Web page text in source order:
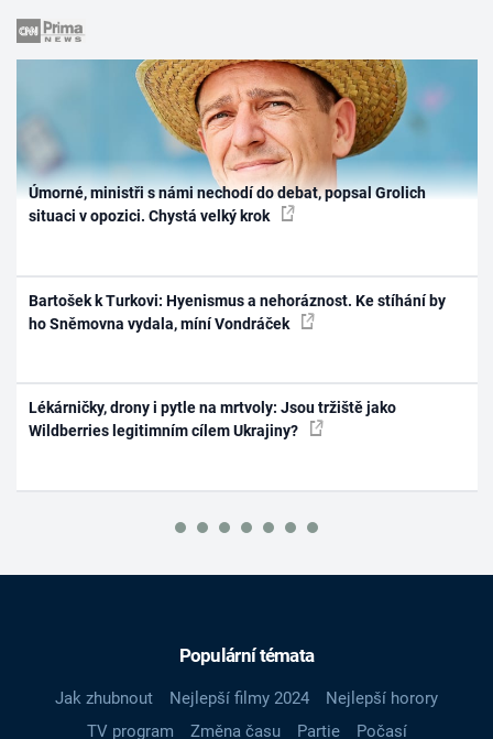
Úmorné, ministři s námi nechodí do debat, popsal Grolich
situaci v opozici. Chystá velký krok
Bartošek k Turkovi: Hyenismus a nehoráznost. Ke stíhání by
ho Sněmovna vydala, míní Vondráček
Lékárničky, drony i pytle na mrtvoly: Jsou tržiště jako
Wildberries legitimním cílem Ukrajiny?
Populární témata
Jak zhubnout Nejlepší filmy 2024
Nejlepší horory
TV program
Změna času Partie
Počasí